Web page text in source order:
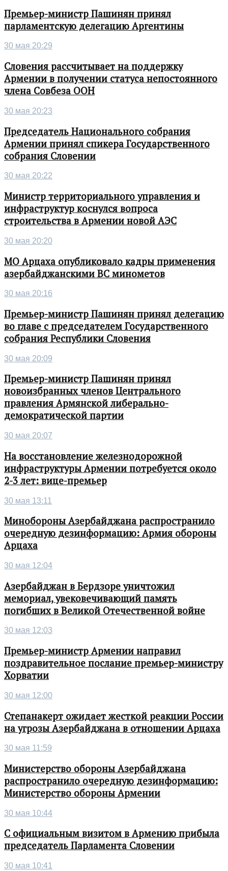
Премьер-министр Пашинян принял
парламентскую делегацию Аргентины
30 мая 20:29
Словения рассчитывает на поддержку
Армении в получении статуса непостоянного
члена Совбеза ООН
30 мая 20:23
Председатель Национального собрания
Армении принял спикера Государственного
собрания Словении
30 мая 20:22
Министр территориального управления и
инфраструктур коснулся вопроса
строительства в Армении новой АЭС
30 мая 20:20
МО Арцаха опубликовало кадры применения
азербайджанскими ВС минометов
30 мая 20:16
Премьер-министр Пашинян принял делегацию
во главе с председателем Государственного
собрания Республики Словения
30 мая 20:09
Премьер-министр Пашинян принял
новоизбранных членов Центрального
правления Армянской либерально-
демократической партии
30 мая 20:07
На восстановление железнодорожной
инфраструктуры Армении потребуется около
2-3 лет: вице-премьер
30 мая 13:11
Минобороны Азербайджана распространило
очередную дезинформацию: Армия обороны
Арцаха
30 мая 12:04
Азербайджан в Бердзоре уничтожил
мемориал, увековечивающий память
погибших в Великой Отечественной войне
30 мая 12:03
Премьер-министр Армении направил
поздравительное послание премьер-министру
Хорватии
30 мая 12:00
Степанакерт ожидает жесткой реакции России
на угрозы Азербайджана в отношении Арцаха
30 мая 11:59
Министерство обороны Азербайджана
распространило очередную дезинформацию:
Министерство обороны Армении
30 мая 10:44
С официальным визитом в Армению прибыла
председатель Парламента Словении
30 мая 10:41